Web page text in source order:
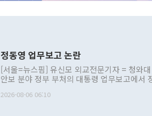
정동영 업무보고 논란
[서울=뉴스핌] 유신모 외교전문기자 = 청와
안보 분야 정부 부처의 대통령 업무보고에서
발언 중에는 정부 내 조율을 거치지 않은 사안
2026-08-06 06:10